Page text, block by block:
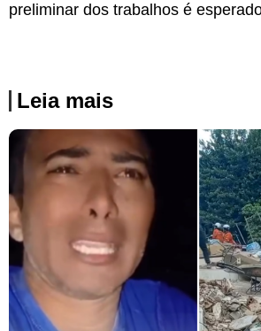
preliminar dos trabalhos é
Leia mais